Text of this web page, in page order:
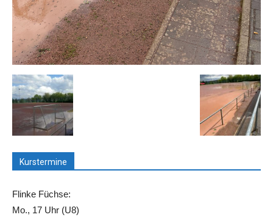
Kurstermine
Flinke Füchse:
Mo., 17 Uhr (U8)